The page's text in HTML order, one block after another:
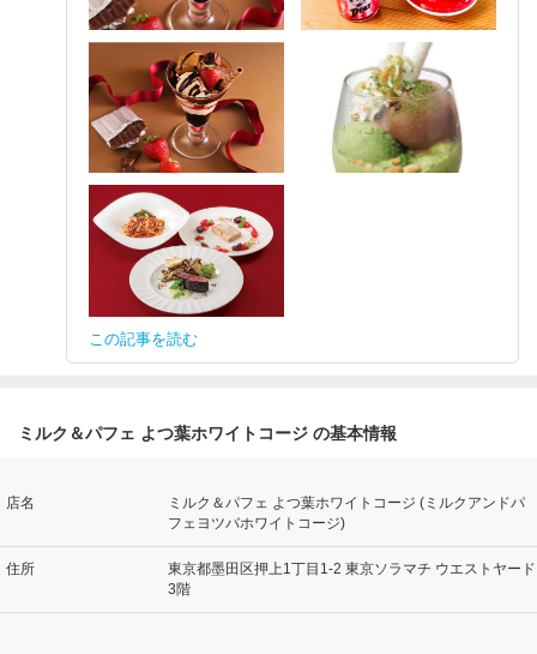
この記事を読む
ミルク＆パフェ よつ葉ホワイトコージ の基本情報
店名
ミルク＆パフェ よつ葉ホワイトコージ (ミルクアンドパ
フェヨツバホワイトコージ)
住所
東京都墨田区押上1丁目1-2 東京ソラマチ ウエストヤード
3階